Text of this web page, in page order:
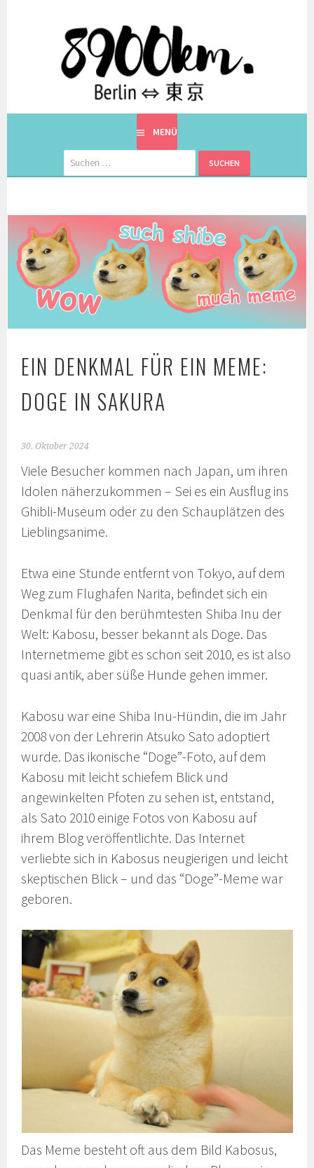
8900KM. BERLIN ⇔ 東京
EINE BERLINERIN IN JAPAN. MIT EINEM JAPANER.
MENÜ
Suchen
nach:
EIN DENKMAL FÜR EIN MEME:
DOGE IN SAKURA
30. Oktober 2024
Viele Besucher kommen nach Japan, um ihren
Idolen näherzukommen – Sei es ein Ausflug ins
Ghibli-Museum oder zu den Schauplätzen des
Lieblingsanime.
Etwa eine Stunde entfernt von Tokyo, auf dem
Weg zum Flughafen Narita, befindet sich ein
Denkmal für den berühmtesten Shiba Inu der
Welt: Kabosu, besser bekannt als Doge. Das
Internetmeme gibt es schon seit 2010, es ist also
quasi antik, aber süße Hunde gehen immer.
Kabosu war eine Shiba Inu-Hündin, die im Jahr
2008 von der Lehrerin Atsuko Sato adoptiert
wurde. Das ikonische “Doge”-Foto, auf dem
Kabosu mit leicht schiefem Blick und
angewinkelten Pfoten zu sehen ist, entstand,
als Sato 2010 einige Fotos von Kabosu auf
ihrem Blog veröffentlichte. Das Internet
verliebte sich in Kabosus neugierigen und leicht
skeptischen Blick – und das “Doge”-Meme war
geboren.
Das Meme besteht oft aus dem Bild Kabosus,